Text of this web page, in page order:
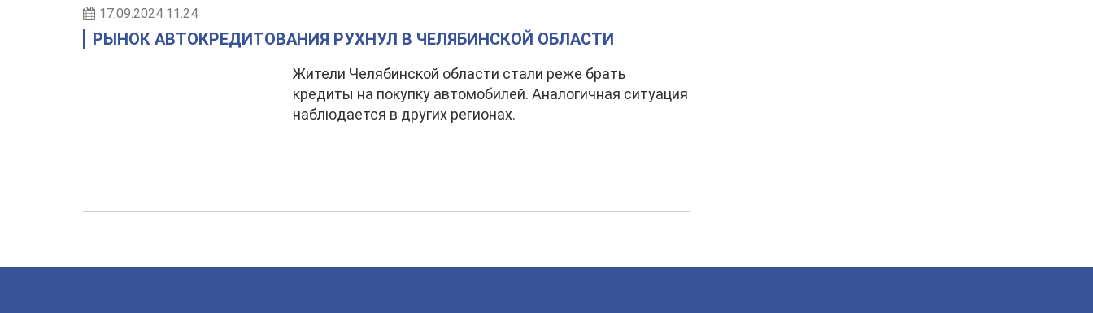
17.09.2024 11:24
РЫНОК АВТОКРЕДИТОВАНИЯ РУХНУЛ В ЧЕЛЯБИНСКОЙ ОБЛАСТИ
Жители Челябинской области стали реже брать
кредиты на покупку автомобилей. Аналогичная ситуация
наблюдается в других регионах.